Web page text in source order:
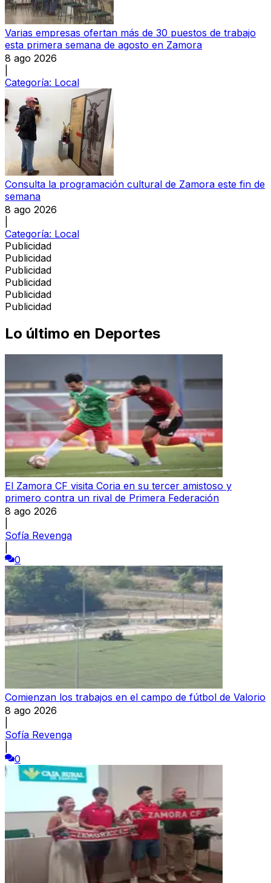
Varias empresas ofertan más de 30 puestos de trabajo
esta primera semana de agosto en Zamora
8 ago 2026
Categoría: Local
Consulta la programación cultural de Zamora este fin de
semana
8 ago 2026
Categoría: Local
Publicidad
Publicidad
Publicidad
Publicidad
Publicidad
Publicidad
Lo último en Deportes
El Zamora CF visita Coria en su tercer amistoso y
primero contra un rival de Primera Federación
8 ago 2026
Sofía Revenga
0
Comienzan los trabajos en el campo de fútbol de Valorio
8 ago 2026
Sofía Revenga
0